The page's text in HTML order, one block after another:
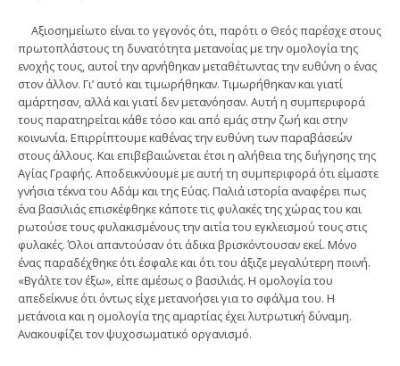
Αξιοσημείωτο είναι το γεγονός ότι, παρότι ο Θεός παρέσχε στους
πρωτοπλάστους τη δυνατότητα μετανοίας με την ομολογία της
ενοχής τους, αυτοί την αρνήθηκαν μεταθέτωντας την ευθύνη ο ένας
στον άλλον. Γι’ αυτό και τιμωρήθηκαν. Τιμωρήθηκαν και γιατί
αμάρτησαν, αλλά και γιατί δεν μετανόησαν. Αυτή η συμπεριφορά
τους παρατηρείται κάθε τόσο και από εμάς στην ζωή και στην
κοινωνία. Επιρρίπτουμε καθένας την ευθύνη των παραβάσεών
στους άλλους. Και επιβεβαιώνεται έτσι η αλήθεια της διήγησης της
Αγίας Γραφής. Αποδεικνύουμε με αυτή τη συμπεριφορά ότι είμαστε
γνήσια τέκνα του Αδάμ και της Εύας. Παλιά ιστορία αναφέρει πως
ένα βασιλιάς επισκέφθηκε κάποτε τις φυλακές της χώρας του και
ρωτούσε τους φυλακισμένους την αιτία του εγκλεισμού τους στις
φυλακές. Όλοι απαντούσαν ότι άδικα βρισκόντουσαν εκεί. Μόνο
ένας παραδέχθηκε ότι έσφαλε και ότι του άξιζε μεγαλύτερη ποινή.
«Βγάλτε τον έξω», είπε αμέσως ο βασιλιάς. Η ομολογία του
απεδείκνυε ότι όντως είχε μετανοήσει για το σφάλμα του. Η
μετάνοια και η ομολογία της αμαρτίας έχει λυτρωτική δύναμη.
Ανακουφίζει τον ψυχοσωματικό οργανισμό.